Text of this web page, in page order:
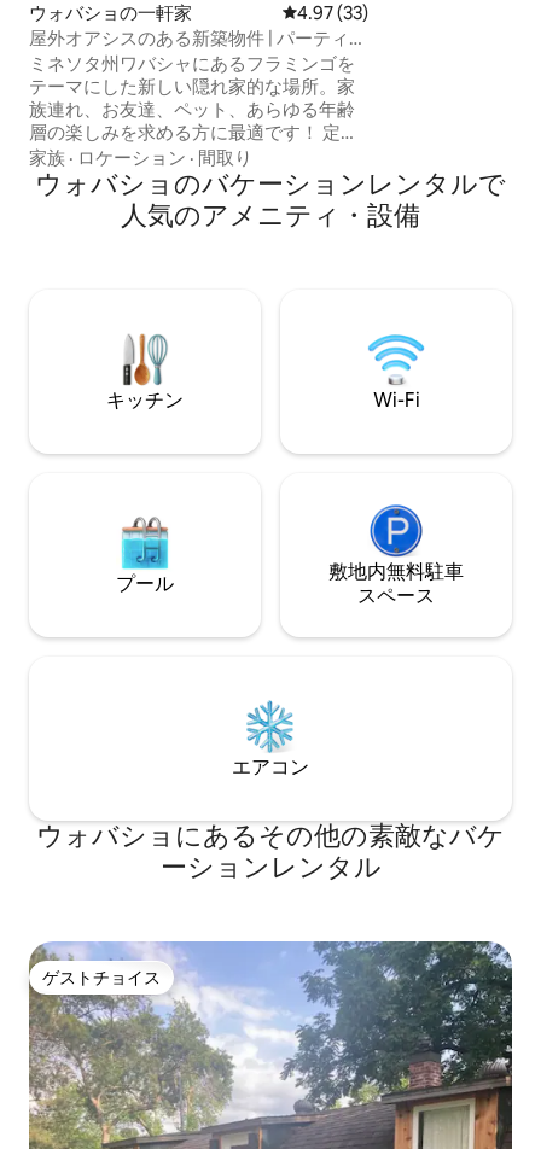
ウォバショの一軒家 レビュー33件、5つ星中4.97つ
4.97 (33)
屋外オアシスのある新築物件 | パーティー
／ゲームルーム
ミネソタ州ワバシャにあるフラミンゴを
テーマにした新しい隠れ家的な場所。家
族連れ、お友達、ペット、あらゆる年齢
層の楽しみを求める方に最適です！ 定員
13名 | 寝室3室 キングサイズベッド2台の
スイート、ロフト付きのワイルドな2段ベ
ッドルーム、フィットネスエリアのある
屋内のムーディーなアーケードバー／ラ
ライベートの裏庭で、アウトバックでく
つろぎましょう！ ミシシッピ川、Lark
Toys、Coffee Mill Ski & Golfの近く！ ボ
ートや四輪バギーを持ってくるのに十分
家族 · ロケーション · 間取り
ウォバショのバケーションレンタルで
人気のアメニティ・設備
キッチン Wi-Fi
プール
敷地内無料駐⁠車
ス⁠ペ⁠ー⁠ス
エアコン
ウォバショにあるその他の素敵なバケ
ーションレンタル
ゲストチョイス
ゲストチョイス